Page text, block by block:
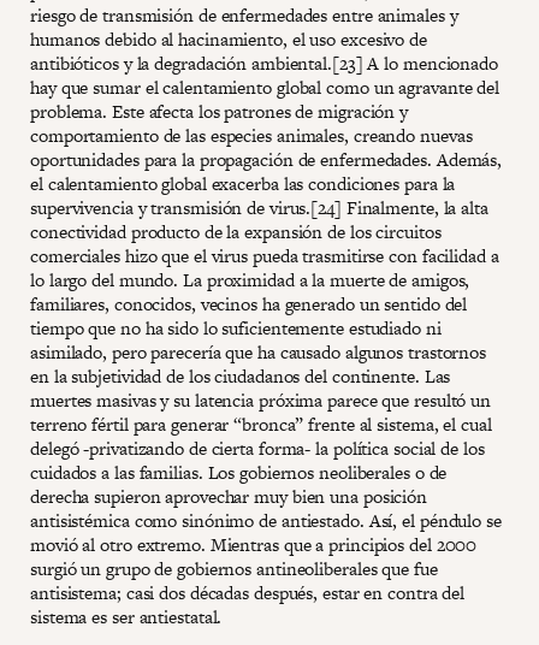
riesgo de transmisión de enfermedades entre animales y
humanos debido al hacinamiento, el uso excesivo de
antibióticos y la degradación ambiental​.[23] A lo mencionado
hay que sumar el calentamiento global como un agravante del
problema. Este afecta los patrones de migración y
comportamiento de las especies animales, creando nuevas
oportunidades para la propagación de enfermedades. Además,
el calentamiento global exacerba las condiciones para la
supervivencia y transmisión de virus​.[24] Finalmente, la alta
conectividad producto de la expansión de los circuitos
comerciales hizo que el virus pueda trasmitirse con facilidad a
lo largo del mundo. La proximidad a la muerte de amigos,
familiares, conocidos, vecinos ha generado un sentido del
tiempo que no ha sido lo suficientemente estudiado ni
asimilado, pero parecería que ha causado algunos trastornos
en la subjetividad de los ciudadanos del continente. Las
muertes masivas y su latencia próxima parece que resultó un
terreno fértil para generar “bronca” frente al sistema, el cual
delegó -privatizando de cierta forma- la política social de los
cuidados a las familias. Los gobiernos neoliberales o de
derecha supieron aprovechar muy bien una posición
antisistémica como sinónimo de antiestado. Así, el péndulo se
movió al otro extremo. Mientras que a principios del 2000
surgió un grupo de gobiernos antineoliberales que fue
antisistema; casi dos décadas después, estar en contra del
sistema es ser antiestatal.